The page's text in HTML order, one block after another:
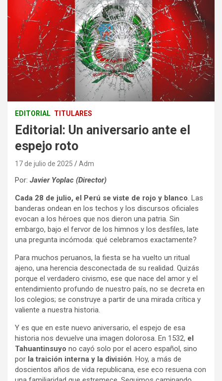
EDITORIAL TITULARES
Editorial: Un aniversario ante el
espejo roto
17 de julio de 2025 Adm
Por: Javier Yoplac (Director)
Cada 28 de julio, el Perú se viste de rojo y blanco. Las
banderas ondean en los techos y los discursos oficiales
evocan a los héroes que nos dieron una patria. Sin
embargo, bajo el fervor de los himnos y los desfiles, late
una pregunta incómoda: qué celebramos exactamente?
Para muchos peruanos, la fiesta se ha vuelto un ritual
ajeno, una herencia desconectada de su realidad. Quizás
porque el verdadero civismo, ese que nace del amor y el
entendimiento profundo de nuestro país, no se decreta en
los colegios; se construye a partir de una mirada crítica y
valiente a nuestra historia.
Y es que en este nuevo aniversario, el espejo de esa
historia nos devuelve una imagen dolorosa. En 1532, el
Tahuantinsuyo no cayó solo por el acero español, sino
por la traición interna y la división. Hoy, a más de
doscientos años de vida republicana, ese eco resuena con